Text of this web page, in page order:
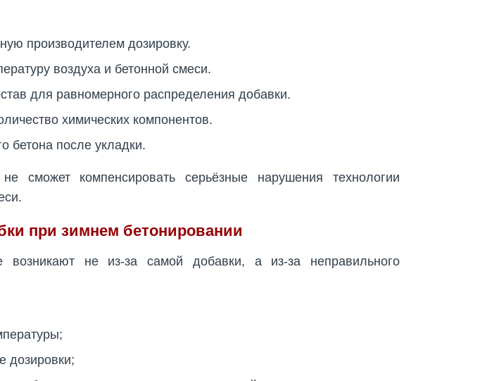
производителем дозировку.
воздуха и бетонной смеси.
для равномерного распределения добавки.
химических компонентов.
бетона после укладки.
сможет компенсировать серьёзные нарушения технологии
при зимнем бетонировании
не из-за самой добавки, а из-за неправильного
дозировки;